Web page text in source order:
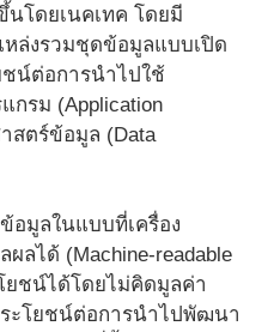
โดยเนคเทค โดยมี
ล่งรวมชุดข้อมูลแบบเปิด
ชน์ต่อการนำไปใช้
รม (Application
สตร์ข้อมูล (Data
อมูลในแบบที่เครื่อง
ลได้ (Machine-readable
ยชน์ได้โดยไม่คิดมูลค่า
ระโยชน์ต่อการนำไปพัฒนา